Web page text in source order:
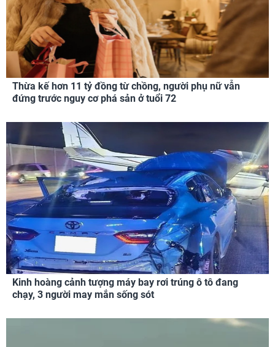
Thừa kế hơn 11 tỷ đồng từ chồng, người phụ nữ vẫn
đứng trước nguy cơ phá sản ở tuổi 72
Kinh hoàng cảnh tượng máy bay rơi trúng ô tô đang
chạy, 3 người may mắn sống sót